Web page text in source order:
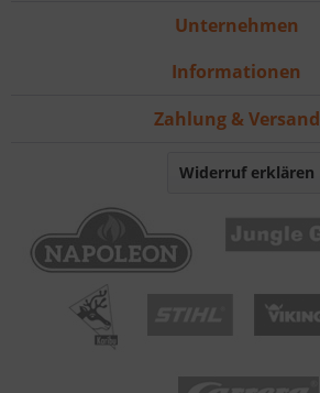
Unternehmen
Informationen
Zahlung & Versand
Widerruf erklären